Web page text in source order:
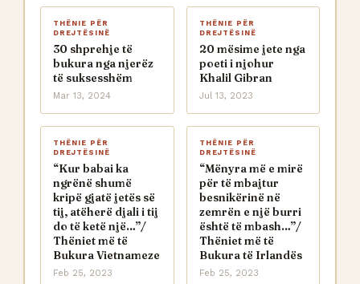
THËNIE PËR
DREJTËSINË
30 shprehje të
bukura nga njerëz
të suksesshëm
Mar 13, 2024
THËNIE PËR
DREJTËSINË
20 mësime jete nga
poeti i njohur
Khalil Gibran
Jul 13, 2023
THËNIE PËR
DREJTËSINË
“Kur babai ka
ngrënë shumë
kripë gjatë jetës së
tij, atëherë djali i tij
do të ketë një…”/
Thëniet më të
Bukura Vietnameze
Feb 25, 2023
THËNIE PËR
DREJTËSINË
“Mënyra më e mirë
për të mbajtur
besnikërinë në
zemrën e një burri
është të mbash…”/
Thëniet më të
Bukura të Irlandës
Feb 25, 2023